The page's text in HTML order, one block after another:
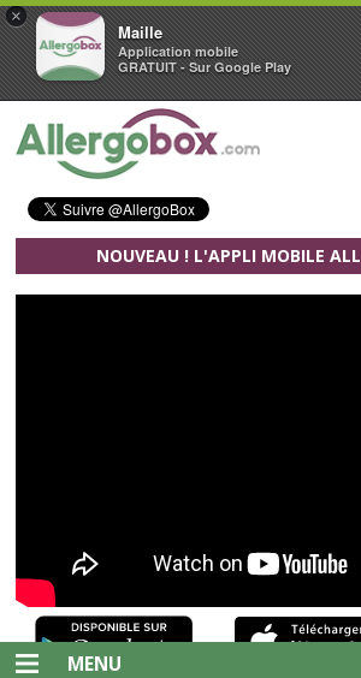
×
Maille
Application mobile
GRATUIT - Sur Google Play
Aller au contenu principal
NOUVEAU ! L'APPLI MOBILE
MENU